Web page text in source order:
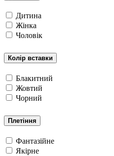
Дитина
Жінка
Чоловік
Колір вставки
Блакитний
Жовтий
Чорний
Плетіння
Фантазійне
Якірне